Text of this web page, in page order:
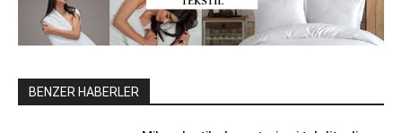
BENZER HABERLER